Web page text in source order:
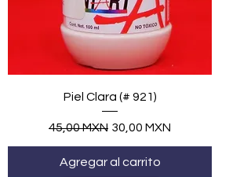
Piel Clara (# 921)
Precio
45,00 MXN Precio de oferta
30,00 MXN
Agregar al carrito